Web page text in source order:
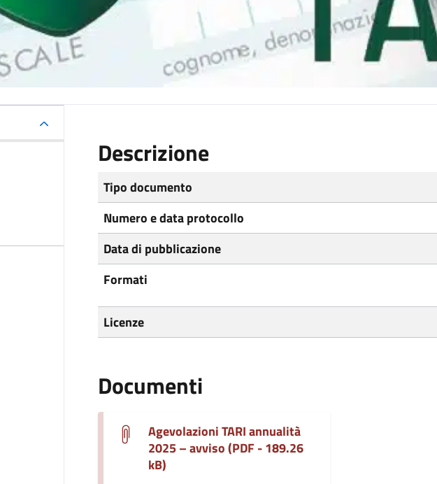
Descrizione
Tipo documento
Numero e data protocollo
Data di pubblicazione
Formati
Licenze
Documenti
Agevolazioni TARI annualità
2025 – avviso (PDF - 189.26
kB)